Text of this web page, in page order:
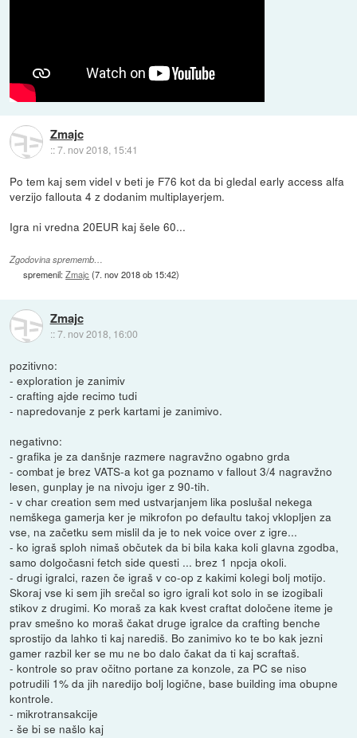
Zmajc
::7. nov 2018, 15:41
Po tem kaj sem videl v beti je F76 kot da bi gledal early access alfa
verzijo fallouta 4 z dodanim multiplayerjem.
Igra ni vredna 20EUR kaj šele 60...
Zgodovina sprememb…
spremenil:Zmajc (7. nov 2018 ob 15:42)
Zmajc
::7. nov 2018, 16:00
pozitivno:
- exploration je zanimiv
- crafting ajde recimo tudi
- napredovanje z perk kartami je zanimivo.
negativno:
- grafika je za danšnje razmere nagravžno ogabno grda
- combat je brez VATS-a kot ga poznamo v fallout 3/4 nagravžno
lesen, gunplay je na nivoju iger z 90-tih.
- v char creation sem med ustvarjanjem lika poslušal nekega
nemškega gamerja ker je mikrofon po defaultu takoj vklopljen za
vse, na začetku sem mislil da je to nek voice over z igre...
- ko igraš sploh nimaš občutek da bi bila kaka koli glavna zgodba,
samo dolgočasni fetch side questi ... brez 1 npcja okoli.
- drugi igralci, razen če igraš v co-op z kakimi kolegi bolj motijo.
Skoraj vse ki sem jih srečal so igro igrali kot solo in se izogibali
stikov z drugimi. Ko moraš za kak kvest craftat določene iteme je
prav smešno ko moraš čakat druge igralce da crafting benche
sprostijo da lahko ti kaj narediš. Bo zanimivo ko te bo kak jezni
gamer razbil ker se mu ne bo dalo čakat da ti kaj scraftaš.
- kontrole so prav očitno portane za konzole, za PC se niso
potrudili 1% da jih naredijo bolj logične, base building ima obupne
kontrole.
- mikrotransakcije
- še bi se našlo kaj